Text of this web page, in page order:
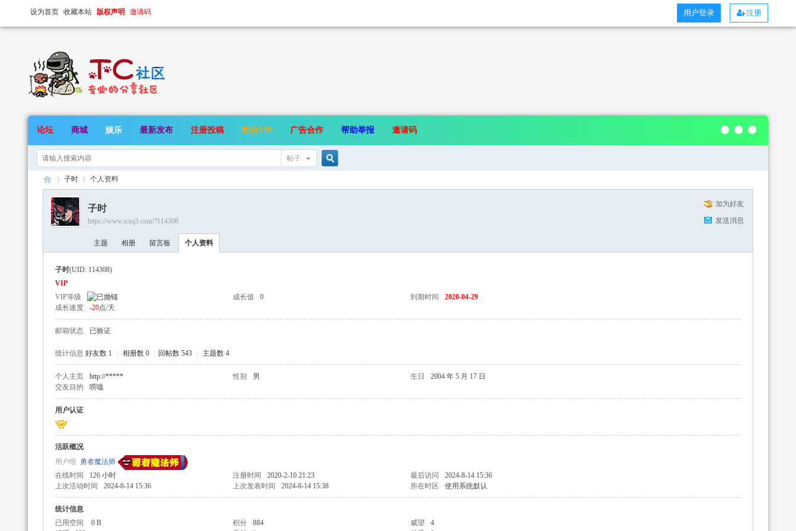
设为首页 收藏本站 版权声明 邀请码 用户登录 注册
论坛 商城 娱乐 最新发布 注册投稿 积分VIP 广告合作 帮助举报 邀请码
帖子
›
子时
›
个人资料
加为好友
发送消息
子时
https://www.tcsq3.com/?114308
主题 相册 留言板 个人资料
子时(UID: 114308)
VIP
VIP等级
成长值 0 到期时间
2020-04-29
成长速度
-20点/天
邮箱状态 已验证
统计信息 好友数 1 相册数 0 回帖数 543 主题数 4
个人主页 http://***** 性别 男 生日
2004 年 5 月 17 日
交友目的
唠嗑
用户认证
活跃概况
用户组 勇者魔法师
在线时间
126 小时 注册时间 2020-2-10 21:23 最后访问
2024-8-14 15:36
上次活动时间
2024-8-14 15:36 上次发表时间 2024-8-14 15:38 所在时区 使用系统默认
统计信息
已用空间
0 B 积分 884 威望
4